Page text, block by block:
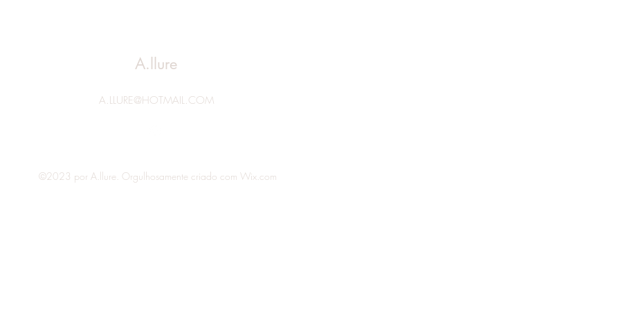
A.llure
A.LLURE@HOTMAIL.COM
©2023 por A.llure. Orgulhosamente criado com Wix.com